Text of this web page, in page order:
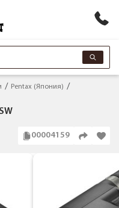
Pentax (Япония)
00004159